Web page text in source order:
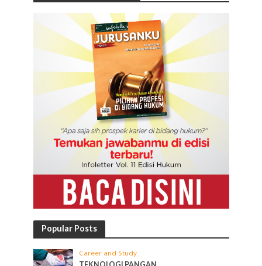
Popular Posts
Career and Study